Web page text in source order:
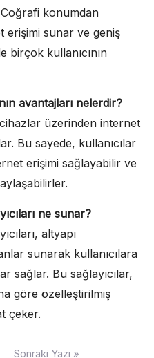
konumdan
erişimi sunar ve geniş
birçok kullanıcının
avantajları nelerdir?
üzerinden internet
Bu sayede, kullanıcılar
erişimi sağlayabilir ve
ne sunar?
altyapı
sunarak kullanıcılara
sağlar. Bu sağlayıcılar,
göre özelleştirilmiş
çeker.
Sonraki Yazı »